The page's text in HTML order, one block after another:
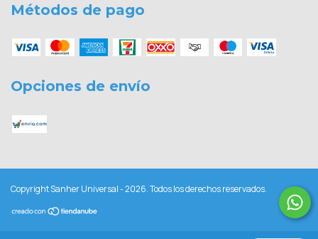
Métodos de pago
Opciones de envío
Copyright Sanher Universal - 2026. Todos los derechos reservados.